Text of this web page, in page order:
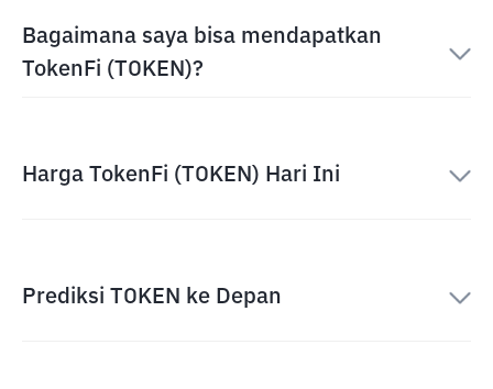
Bagaimana saya bisa mendapatkan
TokenFi (TOKEN)?
Harga TokenFi (TOKEN) Hari Ini
Prediksi TOKEN ke Depan